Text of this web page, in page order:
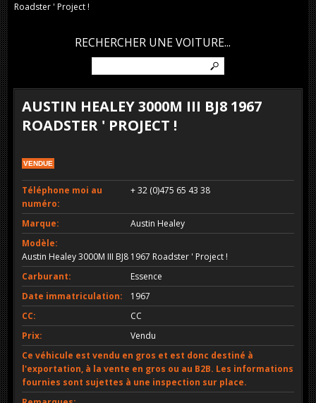
Roadster ' Project !
RECHERCHER UNE VOITURE...
AUSTIN HEALEY 3000M III BJ8 1967
ROADSTER ' PROJECT !
VENDUE
Téléphone moi au
numéro:
+ 32 (0)475 65 43 38
Marque:
Austin Healey
Modèle:
Austin Healey 3000M III BJ8 1967 Roadster ' Project !
Carburant:
Essence
Date immatriculation:
1967
CC:
CC
Prix:
Vendu
Ce véhicule est vendu en gros et est donc destiné à
l'exportation, à la vente en gros ou au B2B. Les informations
fournies sont sujettes à une inspection sur place.